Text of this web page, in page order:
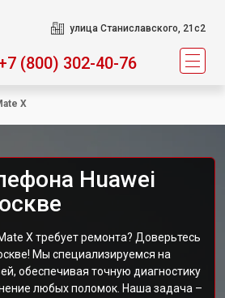
улица Станиславского, 21с2
(800) 302-40-76
X
Huawei
X требует ремонта? Доверьтесь
Мы специализируемся на
обеспечивая точную диагностику
любых поломок. Наша задача –